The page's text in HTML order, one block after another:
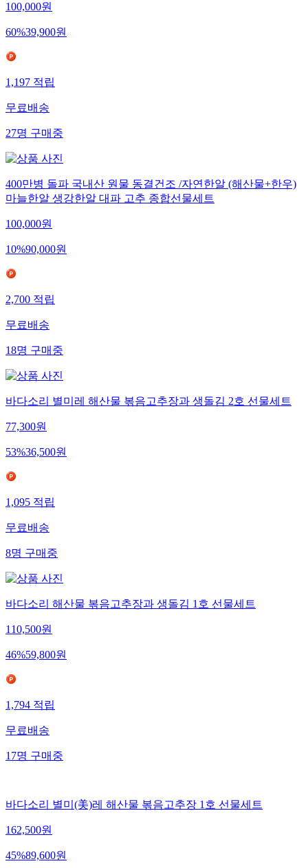
100,000원
60%39,900원
1,197 적립
무료배송
27명 구매중
400만병 돌파 국내산 원물 동결건조 /자연한알 (해산물+한우)
마늘한알 생강한알 대파 고추 종합선물세트
100,000원
10%90,000원
2,700 적립
무료배송
18명 구매중
바다소리 별미레 해산물 볶음고추장과 생돌김 2호 선물세트
77,300원
53%36,500원
1,095 적립
무료배송
8명 구매중
바다소리 해산물 볶음고추장과 생돌김 1호 선물세트
110,500원
46%59,800원
1,794 적립
무료배송
17명 구매중
바다소리 별미(美)레 해산물 볶음고추장 1호 선물세트
162,500원
45%89,600원